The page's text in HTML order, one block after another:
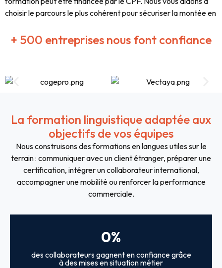
choisir le parcours le plus cohérent pour sécuriser la montée en
+ 500 entreprises nous font confiance
La formation linguistique adaptée aux
objectifs de vos équipes
Nous construisons des formations en langues utiles sur le
terrain : communiquer avec un client étranger, préparer une
certification, intégrer un collaborateur international,
accompagner une mobilité ou renforcer la performance
commerciale.
0%
des collaborateurs gagnent en confiance grâce
à des mises en situation métier